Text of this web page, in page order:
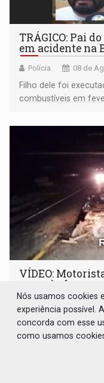
TRÁGICO: Pai
em acidente na
Polícia 08 de
Filho dele foi
combustíveis em
VÍDEO:
preso às
na BR-364
Polícia 07 de
Equipes do Corpo de
Nós usamos cookies
experiência possível.
concorda com esse
como usamos